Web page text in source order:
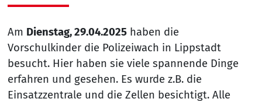
Am Dienstag, 29.04.2025haben die
Vorschulkinder die Polizeiwach in Lippstadt
besucht. Hier haben sie viele spannende Dinge
erfahren und gesehen. Es wurde z.B. die
Einsatzzentrale und die Zellen besichtigt. Alle